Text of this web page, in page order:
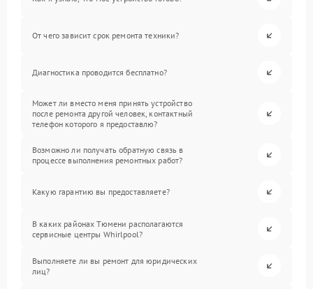
От чего зависит срок ремонта техники?
Диагностика проводится бесплатно?
Может ли вместо меня принять устройство
после ремонта другой человек, контактный
телефон которого я предоставлю?
Возможно ли получать обратную связь в
процессе выполнения ремонтных работ?
Какую гарантию вы предоставляете?
В каких районах Тюмени располагаются
сервисные центры Whirlpool?
Выполняете ли вы ремонт для юридических
лиц?